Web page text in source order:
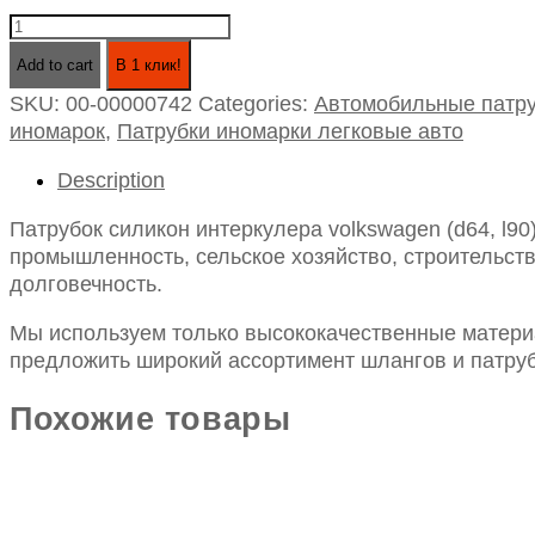
Патрубок
volkswagen
(d64,
черный
(2tc.117.231)
quantity
Add to cart В 1 клик!
SKU: 00-00000742 Categories: Автомобильные
иномарок, Патрубки иномарки легковые авто
Description
Патрубок силикон интеркулера volkswagen (d64,
промышленность, сельское хозяйство,
долговечность.
Мы используем только высококачественные
предложить широкий ассортимент шлангов и
Похожие товары